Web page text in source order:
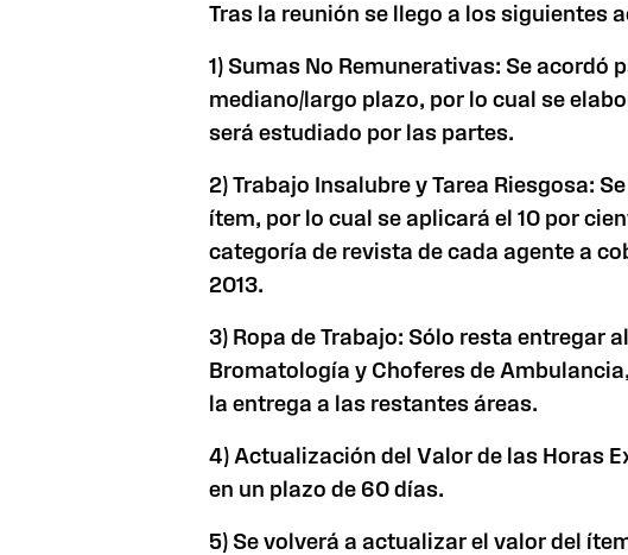
Tras la reunión se llego a los siguientes
1) Sumas No Remunerativas: Se acordó
mediano/largo plazo, por lo cual se
será estudiado por las partes.
2) Trabajo Insalubre y Tarea Riesgosa:
ítem, por lo cual se aplicará el 10 por
categoría de revista de cada agente a
2013.
3) Ropa de Trabajo: Sólo resta entregar
Bromatología y Choferes de
la entrega a las restantes áreas.
4) Actualización del Valor de las Horas
en un plazo de 60 días.
5) Se volverá a actualizar el valor del